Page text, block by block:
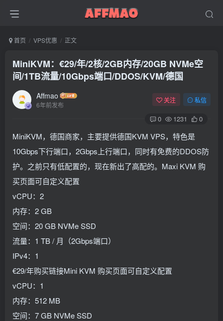
首页 VPS优惠 正文
MiniKVM：€29/年/2核/2GB内存/20GB NVMe空
间/1TB流量/10Gbps端口/DDOS/KVM/德国
Affmao
6年前发布
关注 私信
0 1231 0
MiniKVM，德国商家，主要提供德国KVM VPS，特色是
10Gbps下行端口，2Gbps上行端口，同时有免费的DDOS防
护。之前只有低配置的，现在新出了高配的。Maxi KVM 购
买页面可自定义配置
vCPU：2
内存：2 GB
空间：20 GB NVMe SSD
流量：1 TB / 月（2Gbps端口）
IPv4：1
€29/年购买链接Mini KVM 购买页面可自定义配置
vCPU：1
内存：512 MB
空间：7 GB NVMe SSD